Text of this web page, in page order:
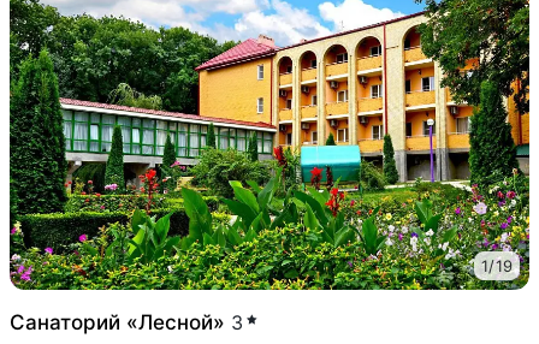
1/19
Санаторий «Лесной» 3